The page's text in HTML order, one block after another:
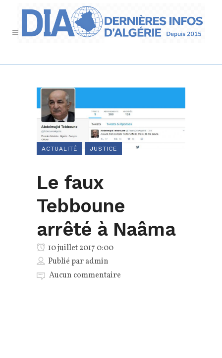
ACTUALITÉ JUSTICE
Le faux
Tebboune
arrêté à Naâma
10 juillet 2017 0:00
Publié paradmin
Aucun commentaire